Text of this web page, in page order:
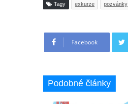
Tagy exkurze pozvánky
Facebook
Podobné články